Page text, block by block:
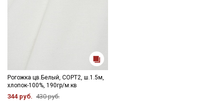
Рогожка цв.Белый, СОРТ2, ш.1.5м,
хлопок-100%, 190гр/м.кв
344 руб. 430 руб.